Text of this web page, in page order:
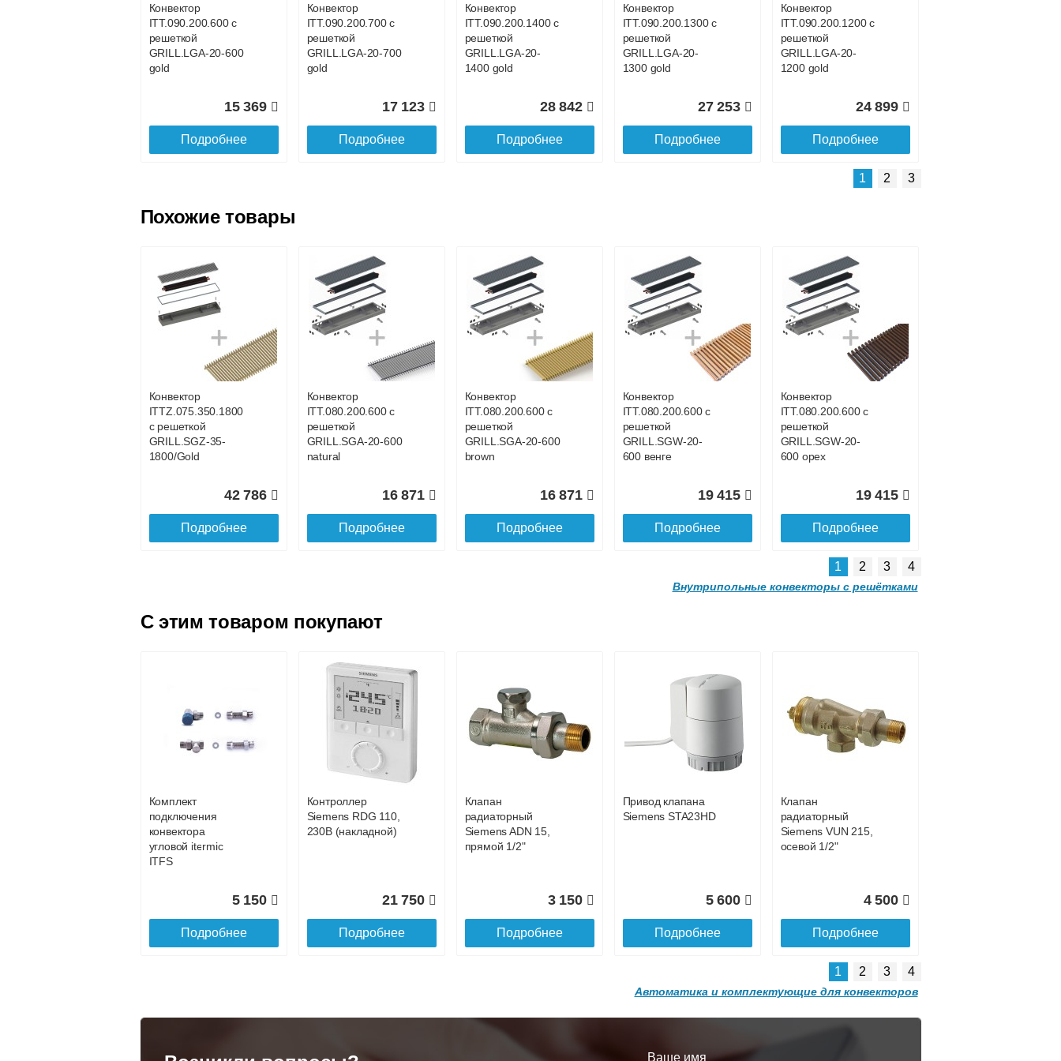
Доставка в регионы России.
Подробнее о доставке
Конвектор
ITT.090.200.600 с
решеткой
GRILL.LGA-20-600
gold
15 369
Подробнее
Конвектор
ITT.090.200.700 с
решеткой
GRILL.LGA-20-700
gold
17 123
Подробнее
Конвектор
ITT.090.200.1400 с
решеткой
GRILL.LGA-20-
1400 gold
28 842
Подробнее
Конвектор
ITT.090.200.1300 с
решеткой
GRILL.LGA-20-
1300 gold
27 253
Подробнее
Конвектор
ITT.090.200.1200 с
решеткой
GRILL.LGA-20-
1200 gold
24 899
Подробнее
Конвектор
ITT.090.200.1100 с
GRILL.LGA-20-
23 313
Подробнее
Конвектор
ITT.090.200.900 с
GRILL.LGA-20-900
20 334
Подробнее
Конвектор
ITT.090.200.800 с
GRILL.LGA-20-800
18 731
Конвектор
ITT.090.200.1500 с
GRILL.LGA-20-
30 428
Подробнее
Конвектор
ITT.090.200.1600 с
GRILL.LGA-20-
31 994
Подробнее
Конвектор
решеткой
GRILL.LGA-20-
1800 gold
35 313
Подробнее
1900 gold
37 027
GRILL.LGA-20-
39 252
Подробнее
1 2 3
Похожие товары
Конвектор
ITTZ.075.350.1800
с решеткой
GRILL.SGZ-35-
1800/Gold
42 786
Подробнее
Конвектор
ITT.080.200.600 с
решеткой
GRILL.SGA-20-600
natural
16 871
Подробнее
Конвектор
ITT.080.200.600 с
решеткой
GRILL.SGA-20-600
brown
16 871
Подробнее
Конвектор
ITT.080.200.600 с
решеткой
GRILL.SGW-20-
600 венге
19 415
Подробнее
Конвектор
ITT.080.200.600 с
решеткой
GRILL.SGW-20-
600 орех
19 415
Подробнее
Конвектор
ITT.080.200.1200 с
решеткой
GRILL.SGA-20-
Подробнее
Конвектор
ITT.080.200.600 с
GRILL.SGA-20-600
gold
Подробнее
Конвектор
ITT.080.200.1200 с
решеткой
GRILL.SGA-20-
Подробнее
ITT.080.200.1200 с
решеткой
GRILL.SGW-20-
32 501
Конвектор
ITT.080.200.1200 с
решеткой
GRILL.SGW-20-
Подробнее
Конвектор
Конвектор
Конвектор
ITT.080.200.1200 с
Конвектор
решеткой
Конвектор
1 2 3 4
Внутрипольные конвекторы с решётками
C этим товаром покупают
Комплект
подключения
конвектора
угловой itermic
ITFS
5 150
Подробнее
Контроллер
Siemens RDG 110,
230В (накладной)
21 750
Подробнее
Клапан
радиаторный
Siemens ADN 15,
прямой 1/2"
3 150
Подробнее
Привод клапана
Siemens STA23HD
5 600
Подробнее
Клапан
радиаторный
Siemens VUN 215,
осевой 1/2"
4 500
Подробнее
1 2 3 4
Автоматика и комплектующие для конвекторов
Ваше имя